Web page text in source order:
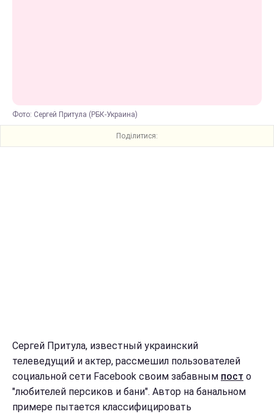
Фото: Сергей Притула (РБК-Украина)
Поділитися:
Сергей Притула, известный украинский
телеведущий и актер, рассмешил пользователей
социальной сети Facebook своим забавным пост о
"любителей персиков и бани". Автор на банальном
примере пытается классифицировать